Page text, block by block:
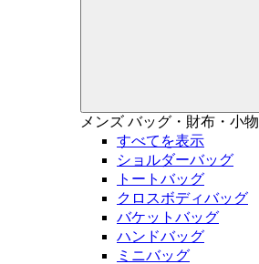
メンズ バッグ・財布・小物
すべてを表示
ショルダーバッグ
トートバッグ
クロスボディバッグ
バケットバッグ
ハンドバッグ
ミニバッグ